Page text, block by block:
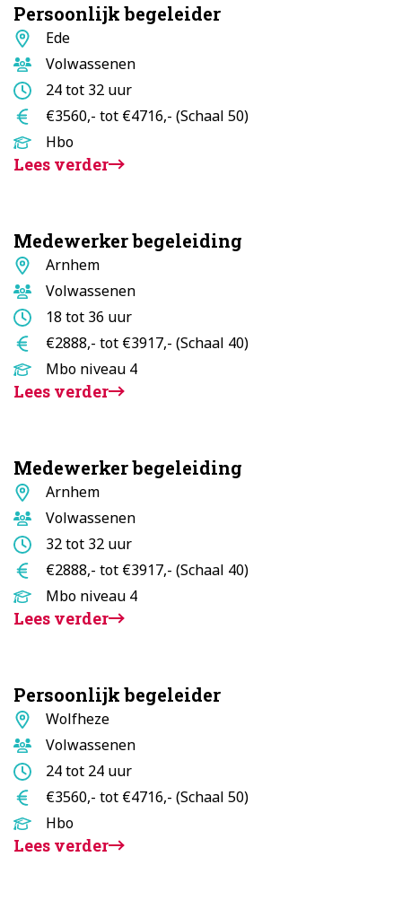
Persoonlijk begeleider
Standplaats
Ede
Doelgroep
Volwassenen
Aantal
uur
24 tot 32 uur
Salaris€3560,- tot €4716,- (Schaal 50)
Opleidingsniveau
Hbo
Lees verder
Medewerker begeleiding
Standplaats
Arnhem
Doelgroep
Volwassenen
Aantal
uur
18 tot 36 uur
Salaris€2888,- tot €3917,- (Schaal 40)
Opleidingsniveau
Mbo niveau 4
Lees verder
Medewerker begeleiding
Standplaats
Arnhem
Doelgroep
Volwassenen
Aantal
uur
32 tot 32 uur
Salaris€2888,- tot €3917,- (Schaal 40)
Opleidingsniveau
Mbo niveau 4
Lees verder
Persoonlijk begeleider
Standplaats
Wolfheze
Doelgroep
Volwassenen
Aantal
uur
24 tot 24 uur
Salaris€3560,- tot €4716,- (Schaal 50)
Opleidingsniveau
Hbo
Lees verder